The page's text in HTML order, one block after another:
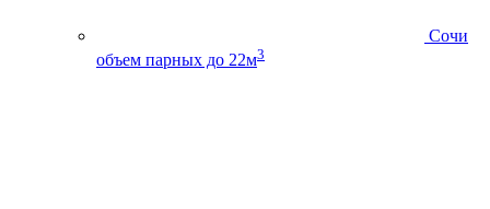
Сочи
объем парных до 22м3